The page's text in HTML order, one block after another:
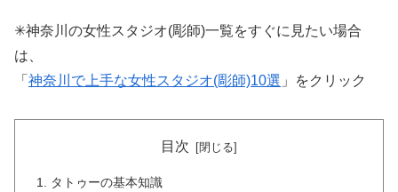
✳︎神奈川の女性スタジオ(彫師)一覧をすぐに見たい場合
は、
「 神奈川で上手な女性スタジオ(彫師)10選 」をクリック
目次
タトゥーの基本知識